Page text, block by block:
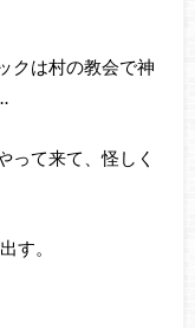
クは村の教会で神
って来て、怪しく
す。